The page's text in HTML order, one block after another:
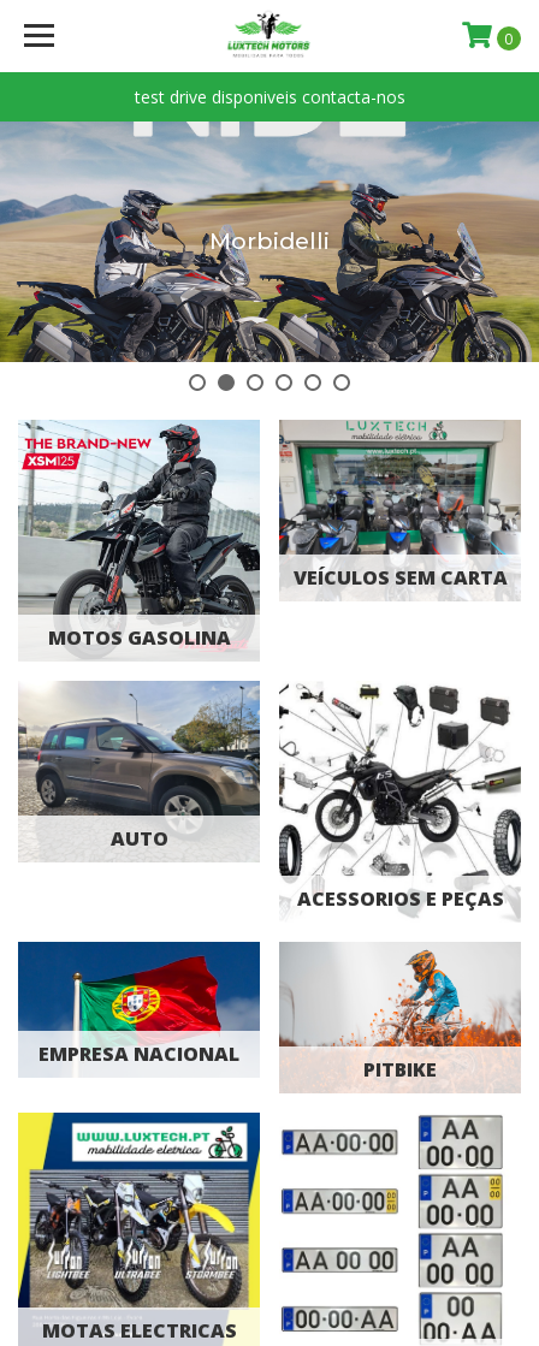
test drive disponiveis contacta-nos
Luxtech
Motors
0
Morbidelli
MOTOS GASOLINA
VEÍCULOS SEM CARTA
AUTO
ACESSORIOS E PEÇAS
EMPRESA NACIONAL
PITBIKE
MOTAS ELECTRICAS